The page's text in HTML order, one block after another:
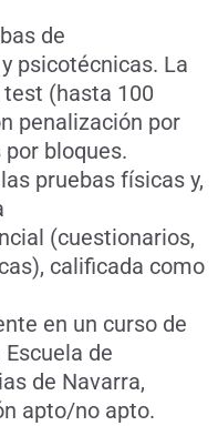
de
psicotécnicas. La
(hasta 100
penalización por
bloques.
pruebas físicas y,
(cuestionarios,
calificada como
en un curso de
de
de Navarra,
apto/no apto.